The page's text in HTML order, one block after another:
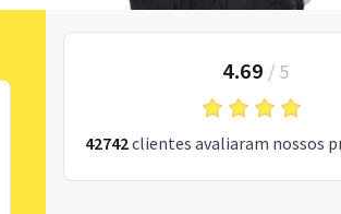
4.69 / 5
42742clientes avaliaram nossos